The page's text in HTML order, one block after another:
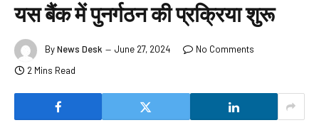
यस बैंक में पुनर्गठन की प्रक्रिया शुरू
ByNews Desk June 27, 2024
No Comments
2 Mins Read